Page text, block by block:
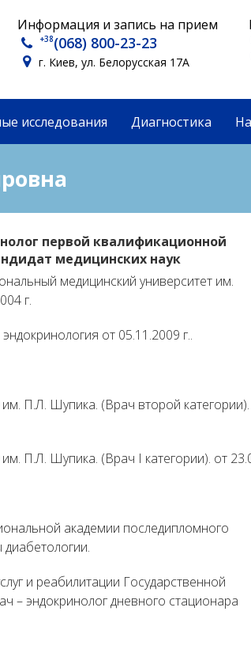
Информация и запись на прием
+38(068) 800-23-23
г. Киев, ул. Белорусская 17А
исследования Диагностика
первой квалификационной
медицинских наук
медицинский университет им.
г.
от 05.11.2009 г..
П.Л. Шупика. (Врач второй
П.Л. Шупика. (Врач I категории). от
академии последипломного
и реабилитации Государственной
– эндокринолог дневного стационара